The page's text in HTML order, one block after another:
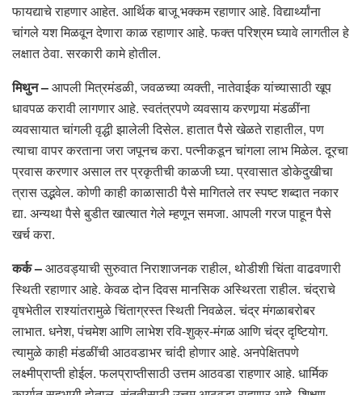
फायद्याचे राहणार आहेत. आर्थिक बाजू भक्कम रहाणार आहे. विद्यार्थ्यांना
चांगले यश मिळवून देणारा काळ रहाणार आहे. फक्त परिश्रम घ्यावे लागतील हे
लक्षात ठेवा. सरकारी कामे होतील.
मिथुन –आपली मित्रमंडळी, जवळच्या व्यक्ती, नातेवाईक यांच्यासाठी खूप
धावपळ करावी लागणार आहे. स्वतंत्रपणे व्यवसाय करणार्‍या मंडळींना
व्यवसायात चांगली वृद्धी झालेली दिसेल. हातात पैसे खेळते राहातील, पण
त्याचा वापर करताना जरा जपूनच करा. पत्नीकडून चांगला लाभ मिळेल. दूरचा
प्रवास करणार असाल तर प्रकृतीची काळजी घ्या. प्रवासात डोकेदुखीचा
त्रास उद्भवेल. कोणी काही काळासाठी पैसे मागितले तर स्पष्ट शब्दात नकार
द्या. अन्यथा पैसे बुडीत खात्यात गेले म्हणून समजा. आपली गरज पाहून पैसे
खर्च करा.
कर्क –आठवड्याची सुरुवात निराशाजनक राहील, थोडीशी चिंता वाढवणारी
स्थिती रहाणार आहे. केवळ दोन दिवस मानसिक अस्थिरता राहील. चंद्राचे
वृषभेतील राश्यांतरामुळे चिंताग्रस्त स्थिती निवळेल. चंद्र मंगळाबरोबर
लाभात. धनेश, पंचमेश आणि लाभेश रवि-शुक्र-मंगळ आणि चंद्र दृष्टियोग.
त्यामुळे काही मंडळींची आठवडाभर चांदी होणार आहे. अनपेक्षितपणे
लक्ष्मीप्राप्ती होईल. फलप्राप्तीसाठी उत्तम आठवडा राहणार आहे. धार्मिक